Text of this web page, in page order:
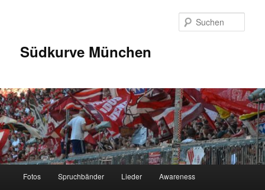
Südkurve München
Fotos Spruchbänder Lieder Awareness